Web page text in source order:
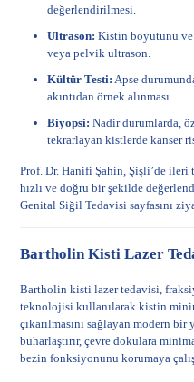
değerlendirilmesi.
Ultrason: Kistin boyutunu ve
veya pelvik ultrason.
Kültür Testi: Apse
akıntıdan örnek alınması.
Biyopsi: Nadir durumlarda,
tekrarlayan kistlerde kanser
Prof. Dr. Hanifi Şahin, Şişli’de
hızlı ve doğru bir şekilde
Genital Siğil Tedavisi sayfasını
Bartholin Kisti Lazer
Bartholin kisti lazer tedavisi,
teknolojisi kullanılarak kistin
çıkarılmasını sağlayan modern
buharlaştırır, çevre dokulara
bezin fonksiyonunu korumaya